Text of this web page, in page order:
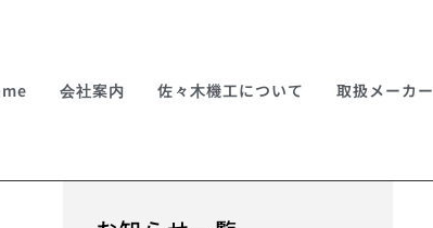
会社案内 佐々木機工について 取扱メーカー